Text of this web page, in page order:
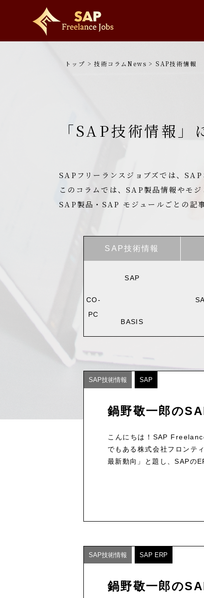
トップ >技術コラムNews > SAP技術情報
「SAP技術情報」
SAPフリーランスジョブズでは、
このコラムでは、SAP製品情報やモ
SAP製品・SAP モジュールごとの記
SAP技術情報
SAP
CO-
PC
BASIS
SAP技術情報
SAP
鍋野敬一郎の
こんにちは！SAP
でもある株式会社フロンテ
最新動向」と題し、SAPの
SAP技術情報
SAP ERP
鍋野敬一郎の